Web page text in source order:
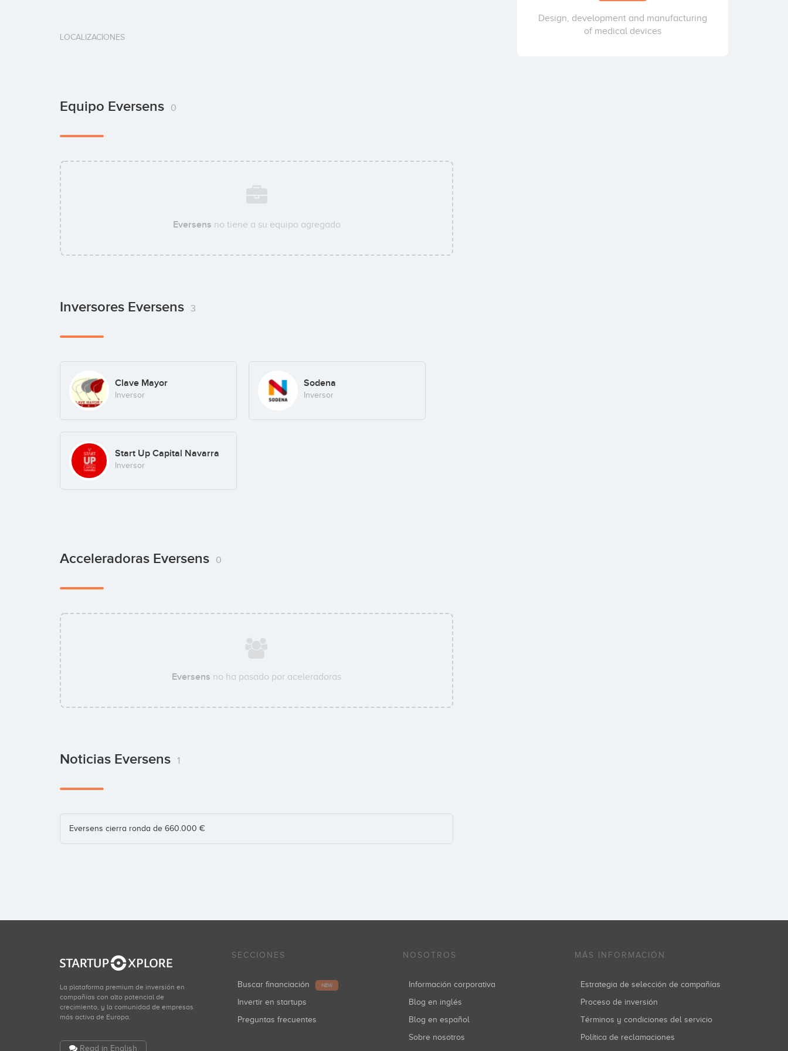
LOCALIZACIONES
Equipo Eversens 0
Eversens no tiene a su equipo agregado
Inversores Eversens 3
Clave Mayor
Inversor
Sodena
Inversor
Start Up Capital Navarra
Inversor
Acceleradoras Eversens 0
Eversens no ha pasado por aceleradoras
Noticias Eversens 1
Eversens cierra ronda de 660.000 €
Design, development and manufacturing
of medical devices
La plataforma premium de inversión en
compañías con alto potencial de
crecimiento, y la comunidad de empresas
más activa de Europa.
Read in English
SECCIONES
Buscar financiación NEW
Invertir en startups
Preguntas frecuentes
NOSOTROS
Información corporativa
Blog en inglés
Blog en español
Sobre nosotros
MÁS INFORMACIÓN
Estrategia de selección de compañías
Proceso de inversión
Términos y condiciones del servicio
Política de reclamaciones